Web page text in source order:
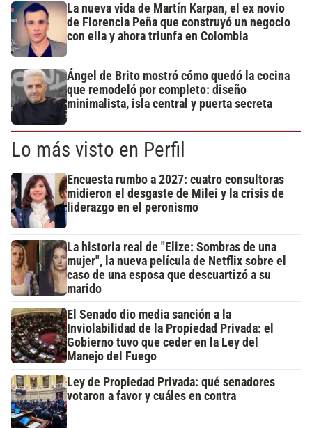
La nueva vida de Martín Karpan, el ex novio
de Florencia Peña que construyó un negocio
con ella y ahora triunfa en Colombia
Ángel de Brito mostró cómo quedó la cocina
que remodeló por completo: diseño
minimalista, isla central y puerta secreta
Lo más visto en Perfil
Encuesta rumbo a 2027: cuatro consultoras
midieron el desgaste de Milei y la crisis de
liderazgo en el peronismo
La historia real de "Elize: Sombras de una
mujer", la nueva película de Netflix sobre el
caso de una esposa que descuartizó a su
marido
El Senado dio media sanción a la
Inviolabilidad de la Propiedad Privada: el
Gobierno tuvo que ceder en la Ley del
Manejo del Fuego
Ley de Propiedad Privada: qué senadores
votaron a favor y cuáles en contra